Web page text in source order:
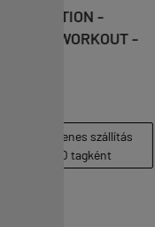
MULTI -
akár -